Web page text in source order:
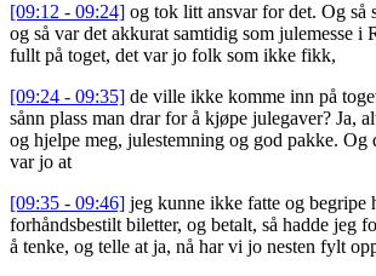
[09:12 - 09:24] og tok litt ansvar for det. Og så
og så var det akkurat samtidig som julemesse i
fullt på toget, det var jo folk som ikke fikk,
[09:24 - 09:35] de ville ikke komme inn på
sånn plass man drar for å kjøpe julegaver? Ja,
og hjelpe meg, julestemning og god pakke. Og
var jo at
[09:35 - 09:46] jeg kunne ikke fatte og begripe
forhåndsbestilt biletter, og betalt, så hadde jeg
å tenke, og telle at ja, nå har vi jo nesten fylt